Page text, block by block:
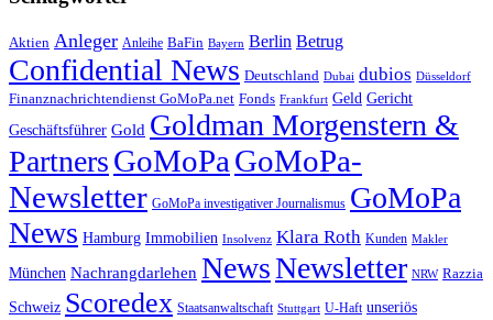
Aktien Anleger Anleihe BaFin Bayern Berlin Betrug
Confidential News Deutschland Dubai dubios Düsseldorf
Finanznachrichtendienst GoMoPa.net Fonds Frankfurt Geld Gericht
Geschäftsführer Gold Goldman Morgenstern &
PartnersGoMoPa GoMoPa-
Newsletter GoMoPa investigativer Journalismus GoMoPa
News Hamburg Immobilien Insolvenz Klara Roth Kunden Makler
München Nachrangdarlehen NewsNewsletter NRW Razzia
Schweiz Scoredex Staatsanwaltschaft Stuttgart U-Haft unseriös